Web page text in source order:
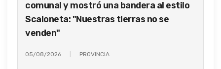
comunal y mostró una bandera al estilo
Scaloneta: "Nuestras tierras no se
venden"
05/08/2026 PROVINCIA